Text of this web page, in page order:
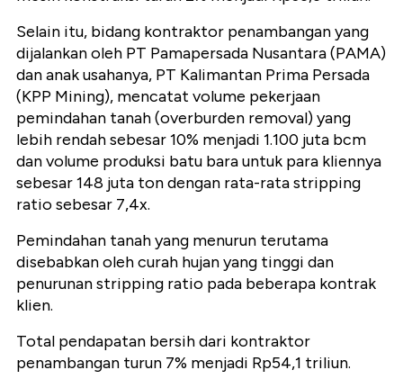
Selain itu, bidang kontraktor penambangan yang
dijalankan oleh PT Pamapersada Nusantara (PAMA)
dan anak usahanya, PT Kalimantan Prima Persada
(KPP Mining), mencatat volume pekerjaan
pemindahan tanah (overburden removal) yang
lebih rendah sebesar 10% menjadi 1.100 juta bcm
dan volume produksi batu bara untuk para kliennya
sebesar 148 juta ton dengan rata-rata stripping
ratio sebesar 7,4x.
Pemindahan tanah yang menurun terutama
disebabkan oleh curah hujan yang tinggi dan
penurunan stripping ratio pada beberapa kontrak
klien.
Total pendapatan bersih dari kontraktor
penambangan turun 7% menjadi Rp54,1 triliun.